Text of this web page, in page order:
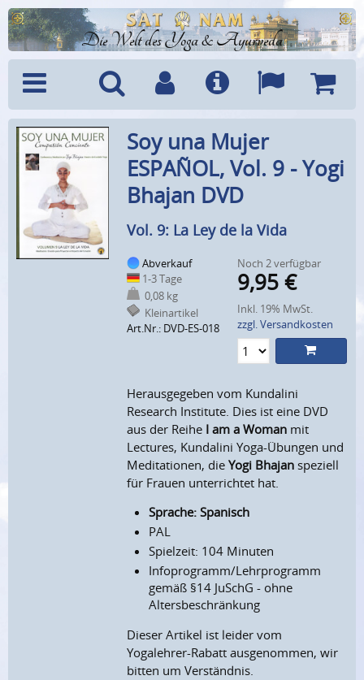
Die Welt des Yoga & Ayurveda
Menü SucheBenutzerkonto
Info Sprachen
Soy una Mujer
ESPAÑOL, Vol. 9 - Yogi
Bhajan DVD
Vol. 9: La Ley de la Vida
Abverkauf
1-3 Tage
0,08 kg
Kleinartikel
Art.Nr.: DVD-ES-018
Noch 2 verfügbar
9,95 €
Inkl. 19% MwSt.
zzgl. Versandkosten
Herausgegeben vom Kundalini
Research Institute. Dies ist eine DVD
aus der Reihe I am a Woman mit
Lectures, Kundalini Yoga-Übungen und
Meditationen, dieYogi Bhajan speziell
für Frauen unterrichtet hat.
Sprache: Spanisch
PAL
Spielzeit: 104 Minuten
Infoprogramm/Lehrprogramm
gemäß §14 JuSchG - ohne
Altersbeschränkung
Dieser Artikel ist leider vom
Yogalehrer-Rabatt ausgenommen, wir
bitten um Verständnis.